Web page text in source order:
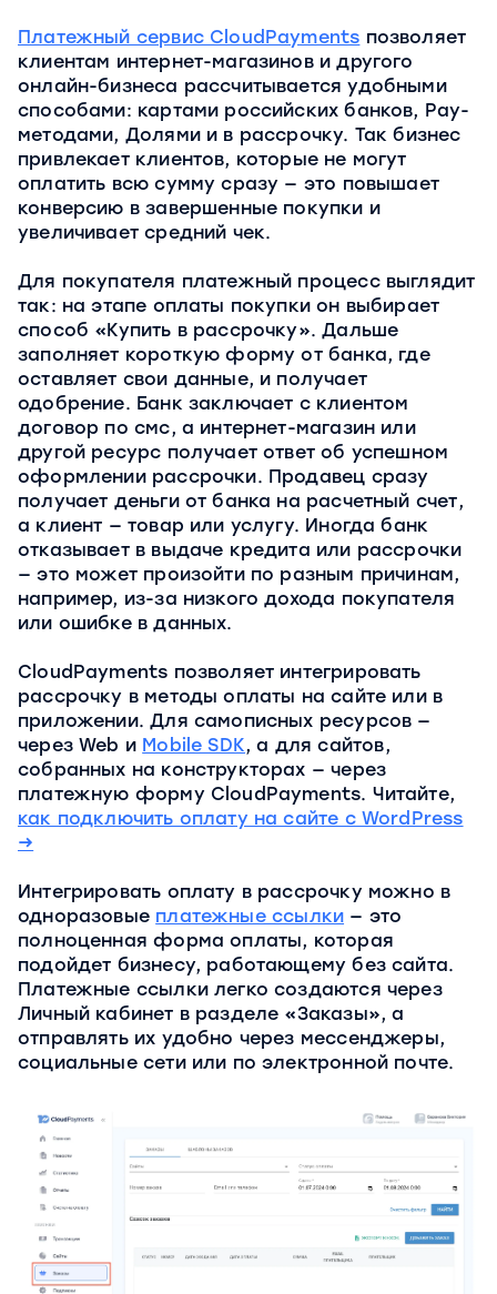
Платежный сервис CloudPayments позволяет
клиентам интернет-магазинов и другого
онлайн-бизнеса рассчитывается удобными
способами: картами российских банков, Рау-
методами, Долями и в рассрочку. Так бизнес
привлекает клиентов, которые не могут
оплатить всю сумму сразу — это повышает
конверсию в завершенные покупки и
увеличивает средний чек.
Для покупателя платежный процесс выглядит
так: на этапе оплаты покупки он выбирает
способ «Купить в рассрочку». Дальше
заполняет короткую форму от банка, где
оставляет свои данные, и получает
одобрение. Банк заключает с клиентом
договор по смс, а интернет-магазин или
другой ресурс получает ответ об успешном
оформлении рассрочки. Продавец сразу
получает деньги от банка на расчетный счет,
а клиент — товар или услугу. Иногда банк
отказывает в выдаче кредита или рассрочки
— это может произойти по разным причинам,
например, из-за низкого дохода покупателя
или ошибке в данных.
CloudPayments позволяет интегрировать
рассрочку в методы оплаты на сайте или в
приложении. Для самописных ресурсов —
через Web и Mobile SDK, а для сайтов,
собранных на конструкторах — через
платежную форму CloudPayments. Читайте,
как подключить оплату на сайте с WordPress
→
Интегрировать оплату в рассрочку можно в
одноразовые платежные ссылки — это
полноценная форма оплаты, которая
подойдет бизнесу, работающему без сайта.
Платежные ссылки легко создаются через
Личный кабинет в разделе «Заказы», а
отправлять их удобно через мессенджеры,
социальные сети или по электронной почте.